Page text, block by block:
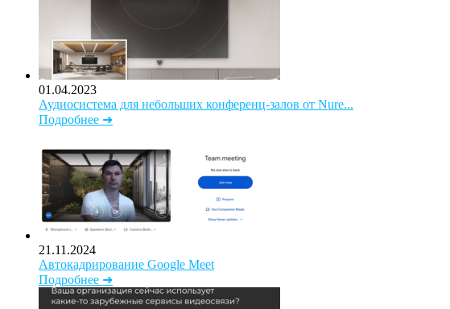
01.04.2023
Аудиосистема для небольших конференц-залов от Nure...
Подробнее ➜
21.11.2024
Автокадрирование Google Meet
Подробнее ➜